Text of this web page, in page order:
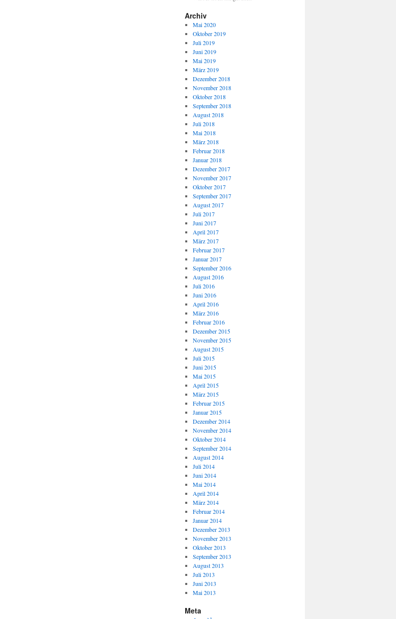
Archiv
Mai 2020
Oktober 2019
Juli 2019
Juni 2019
Mai 2019
März 2019
Dezember 2018
November 2018
Oktober 2018
September 2018
August 2018
Juli 2018
Mai 2018
März 2018
Februar 2018
Januar 2018
Dezember 2017
November 2017
Oktober 2017
September 2017
August 2017
Juli 2017
Juni 2017
April 2017
März 2017
Februar 2017
Januar 2017
September 2016
August 2016
Juli 2016
Juni 2016
April 2016
März 2016
Februar 2016
Dezember 2015
November 2015
August 2015
Juli 2015
Juni 2015
Mai 2015
April 2015
März 2015
Februar 2015
Januar 2015
Dezember 2014
November 2014
Oktober 2014
September 2014
August 2014
Juli 2014
Juni 2014
Mai 2014
April 2014
März 2014
Februar 2014
Januar 2014
Dezember 2013
November 2013
Oktober 2013
September 2013
August 2013
Juli 2013
Juni 2013
Mai 2013
Meta